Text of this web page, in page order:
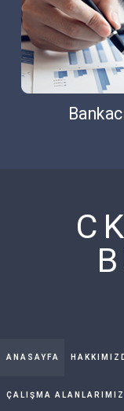
ANASAYFA
ÇALIŞMA ALANLARIMIZ